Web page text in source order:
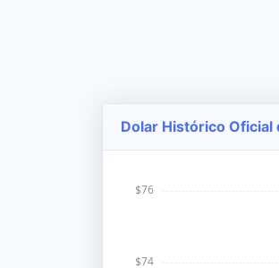
Dolar Histórico